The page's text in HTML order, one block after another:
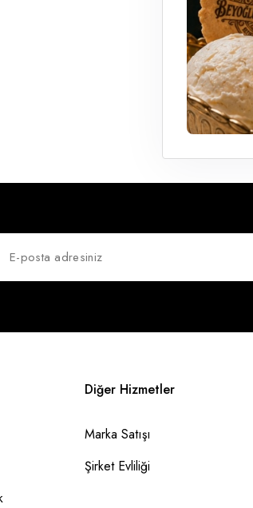
Diğer Hizmetler
Marka Satışı
Şirket Evliliği